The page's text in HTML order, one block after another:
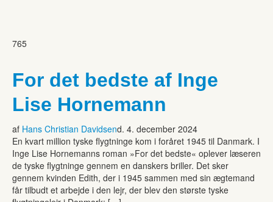
765
For det bedste af Inge
Lise Hornemann
af Hans Christian Davidsend. 4. december 2024
En kvart million tyske flygtninge kom i foråret 1945 til Danmark. I
Inge Lise Hornemanns roman »For det bedste« oplever læseren
de tyske flygtninge gennem en danskers briller. Det sker
gennem kvinden Edith, der i 1945 sammen med sin ægtemand
får tilbudt et arbejde i den lejr, der blev den største tyske